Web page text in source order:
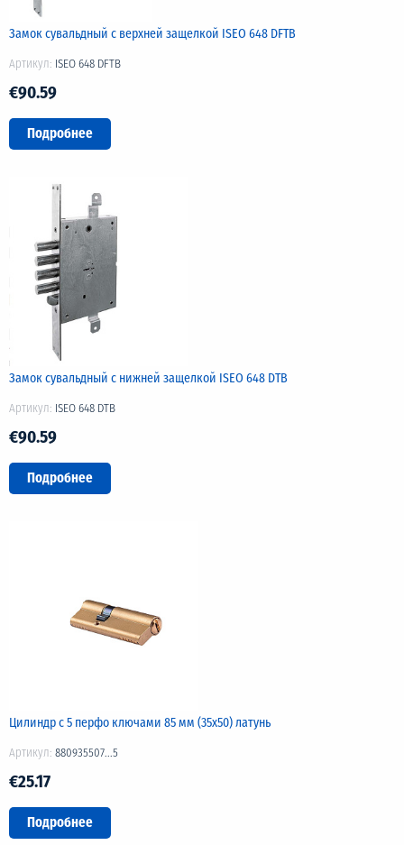
Замок сувальдный с верхней защелкой ISEO 648 DFTB
Артикул: ISEO 648 DFTB
€90.59
Подробнее
Замок сувальдный с нижней защелкой ISEO 648 DTB
Артикул: ISEO 648 DTB
€90.59
Подробнее
Цилиндр с 5 перфо ключами 85 мм (35х50) латунь
Артикул: 880935507...5
€25.17
Подробнее